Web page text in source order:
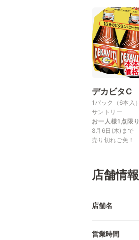
本体
価格
デカビタC
1パック（6本入）
サントリー
お一人様1点限り
8月6日(木)まで
売り切れご免！
店舗情報
店舗名
営業時間